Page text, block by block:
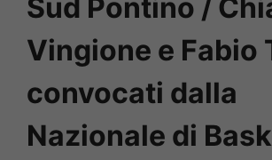
Sud Pontino /
Vingione e Fabio
convocati dalla
Nazionale di